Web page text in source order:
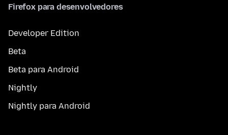
Firefox para desenvolvedores
Developer Edition
Beta
Beta para Android
Nightly
Nightly para Android